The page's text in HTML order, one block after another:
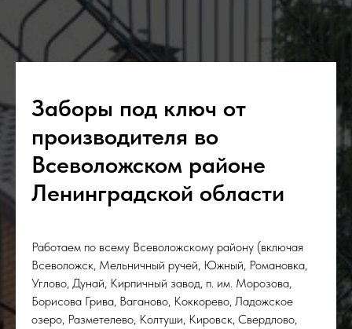
Заборы под ключ от
производителя во
Всеволожском районе
Ленинградской области
Работаем по всему Всеволожскому району (включая
Всеволожск, Мельничный ручей, Южный, Романовка,
Углово, Дунай, Кирпичный завод, п. им. Морозова,
Борисова Грива, Ваганово, Коккорево, Ладожское
озеро, Разметелево, Колтуши, Кировск, Свердлово,